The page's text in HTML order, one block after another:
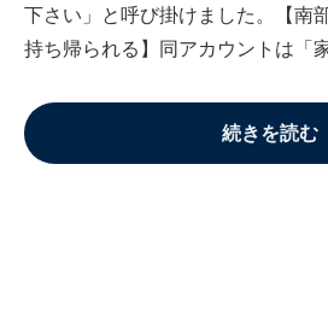
下さい」と呼び掛けました。【南
持ち帰られる】同アカウントは「
続きを読む